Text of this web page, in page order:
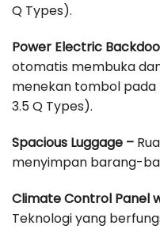
Q Types).
Power Electric
otomatis membuka
menekan tombol pada
3.5 Q Types).
Spacious Luggage –
menyimpan barang-
Climate Control Panel
Teknologi yang